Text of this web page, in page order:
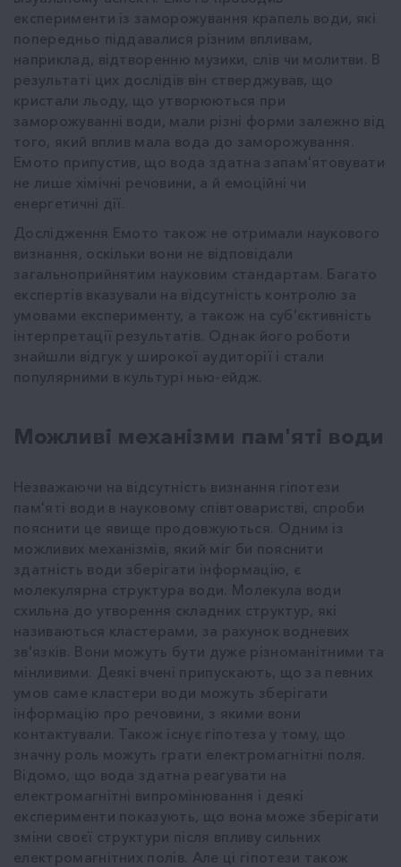
експерименти із заморожування крапель води, які
попередньо піддавалися різним впливам,
наприклад, відтворенню музики, слів чи молитви. В
результаті цих дослідів він стверджував, що
кристали льоду, що утворюються при
заморожуванні води, мали різні форми залежно від
того, який вплив мала вода до заморожування.
Емото припустив, що вода здатна запам'ятовувати
не лише хімічні речовини, а й емоційні чи
енергетичні дії.
Дослідження Емото також не отримали наукового
визнання, оскільки вони не відповідали
загальноприйнятим науковим стандартам. Багато
експертів вказували на відсутність контролю за
умовами експерименту, а також на суб'єктивність
інтерпретації результатів. Однак його роботи
знайшли відгук у широкої аудиторії і стали
популярними в культурі нью-ейдж.
Можливі механізми пам'яті води
Незважаючи на відсутність визнання гіпотези
пам'яті води в науковому співтоваристві, спроби
пояснити це явище продовжуються. Одним із
можливих механізмів, який міг би пояснити
здатність води зберігати інформацію, є
молекулярна структура води. Молекула води
схильна до утворення складних структур, які
називаються кластерами, за рахунок водневих
зв'язків. Вони можуть бути дуже різноманітними та
мінливими. Деякі вчені припускають, що за певних
умов саме кластери води можуть зберігати
інформацію про речовини, з якими вони
контактували. Також існує гіпотеза у тому, що
значну роль можуть грати електромагнітні поля.
Відомо, що вода здатна реагувати на
електромагнітні випромінювання і деякі
експерименти показують, що вона може зберігати
зміни своєї структури після впливу сильних
електромагнітних полів. Але ці гіпотези також